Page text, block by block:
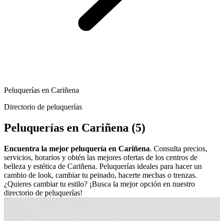
Peluquerías en Cariñena
Directorio de peluquerías
Peluquerías en Cariñena (5)
Encuentra la mejor peluquería en Cariñena. Consulta precios,
servicios, horarios y obtén las mejores ofertas de los centros de
belleza y estética de Cariñena. Peluquerías ideales para hacer un
cambio de look, cambiar tu peinado, hacerte mechas o trenzas.
¿Quieres cambiar tu estilo? ¡Busca la mejor opción en nuestro
directorio de peluquerías!